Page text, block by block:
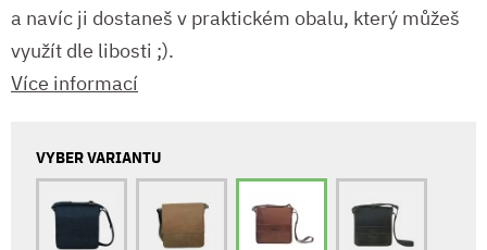
a navíc ji dostaneš v praktickém obalu, který můžeš
využít dle libosti ;).
Více informací
VYBER VARIANTU